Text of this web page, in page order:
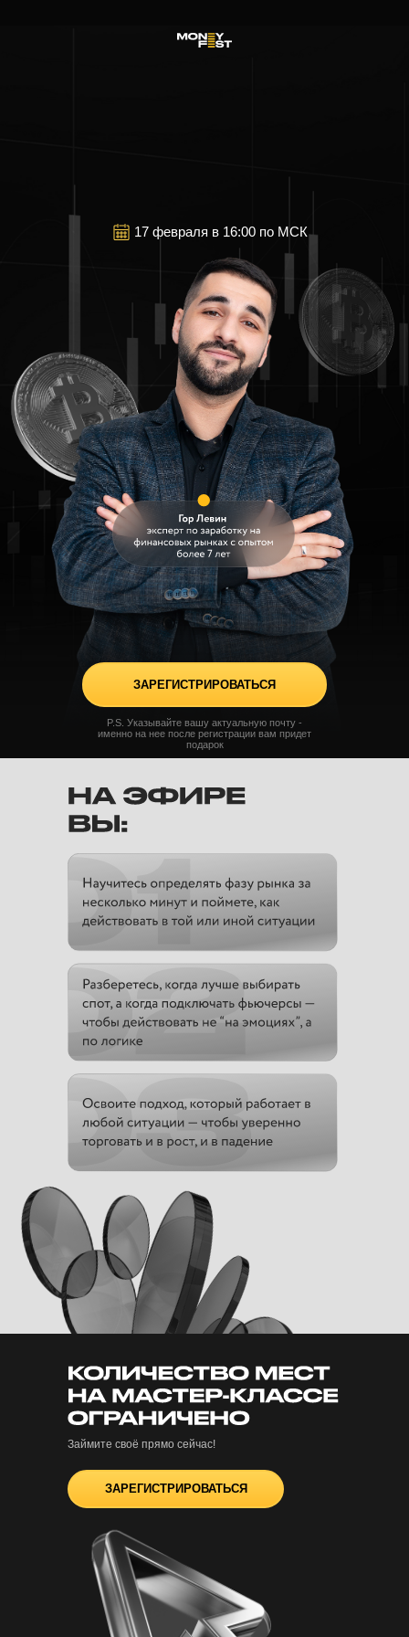
P.S. Указывайте вашу актуальную почту -
именно на нее после регистрации вам придет
подарок
ЗАРЕГИСТРИРОВАТЬСЯ
17 февраля в 16:00 по МСК
ЗАРЕГИСТРИРОВАТЬСЯ
Займите своё прямо сейчас!